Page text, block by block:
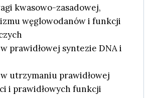
kwasowo-zasadowej,
węglowodanów i funkcji
prawidłowej syntezie DNA i
w utrzymaniu prawidłowej
i prawidłowych funkcji